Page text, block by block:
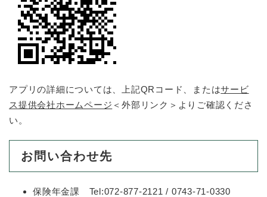
アプリの詳細については、上記QRコード、またはサービ
ス提供会社ホームページ ＜外部リンク＞ よりご確認くださ
い。
お問い合わせ先
保険年金課 Tel:072-877-2121 / 0743-71-0330